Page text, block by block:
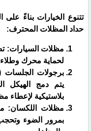
​تتنوع الخيارات بناءً
حداد المظلات المحترف:
​مظلات السيارات:
لحماية محرك
​برجولات الجلسات
يتم دمج الهيكل
بلاستيكية لإعطاء
​مظلات اللكسان:
بمرور الضوء وتحجب